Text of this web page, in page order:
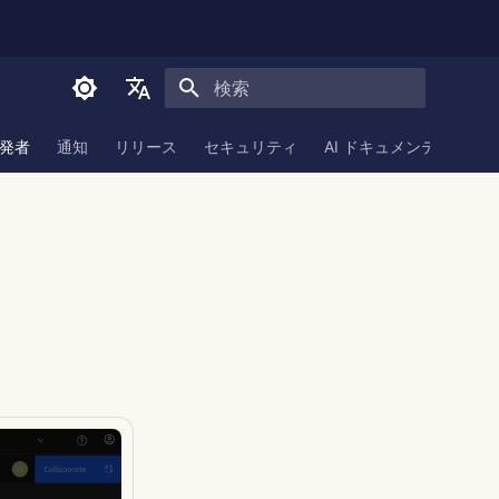
English
日本語
한국어
者 通知 リリース セキュリティ AI ドキュメンテーション